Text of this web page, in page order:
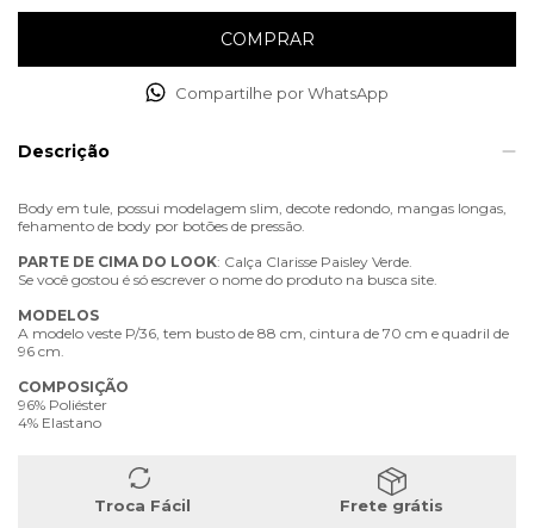
Compartilhe por WhatsApp
Descrição
Body em tule, possui modelagem slim, decote redondo, mangas longas,
fehamento de body por botões de pressão.
PARTE DE CIMA DO LOOK: Calça Clarisse Paisley Verde.
Se você gostou é só escrever o nome do produto na busca site.
MODELOS
A modelo veste P/36, tem busto de 88 cm, cintura de 70 cm e quadril de
96 cm.
COMPOSIÇÃO
96% Poliéster
4% Elastano
Troca Fácil
Frete grátis